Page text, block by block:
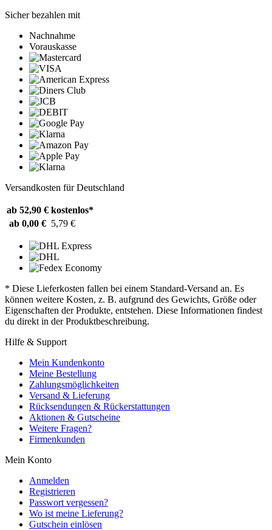
Sicher bezahlen mit
Nachnahme
Vorauskasse
Versandkosten für Deutschland
ab 52,90 € kostenlos*
ab 0,00 € 5,79 €
* Diese Lieferkosten fallen bei einem Standard-Versand an. Es
können weitere Kosten, z. B. aufgrund des Gewichts, Größe oder
Eigenschaften der Produkte, entstehen. Diese Informationen findest
du direkt in der Produktbeschreibung.
Hilfe & Support
Mein Kundenkonto
Meine Bestellung
Zahlungsmöglichkeiten
Versand & Lieferung
Rücksendungen & Rückerstattungen
Aktionen & Gutscheine
Weitere Fragen?
Firmenkunden
Mein Konto
Anmelden
Registrieren
Passwort vergessen?
Wo ist meine Lieferung?
Gutschein einlösen